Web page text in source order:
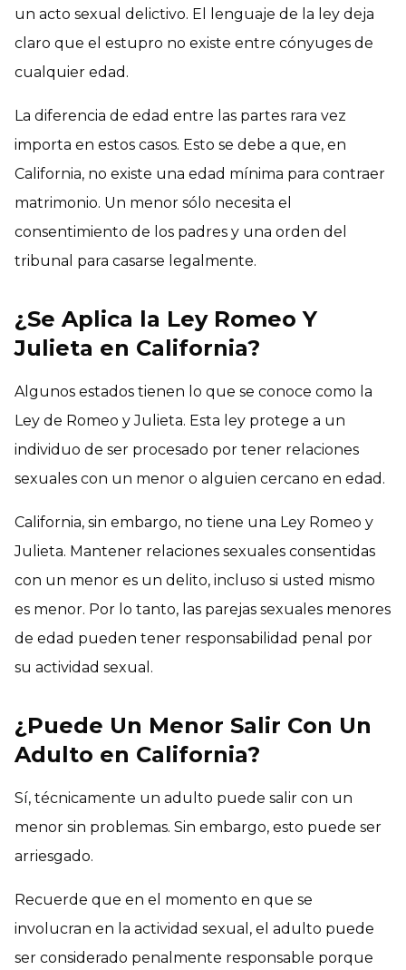
un acto sexual delictivo. El lenguaje de la ley deja
claro que el estupro no existe entre cónyuges de
cualquier edad.
La diferencia de edad entre las partes rara vez
importa en estos casos. Esto se debe a que, en
California, no existe una edad mínima para contraer
matrimonio. Un menor sólo necesita el
consentimiento de los padres y una orden del
tribunal para casarse legalmente.
¿Se Aplica la Ley Romeo Y
Julieta en California?
Algunos estados tienen lo que se conoce como la
Ley de Romeo y Julieta. Esta ley protege a un
individuo de ser procesado por tener relaciones
sexuales con un menor o alguien cercano en edad.
California, sin embargo, no tiene una Ley Romeo y
Julieta. Mantener relaciones sexuales consentidas
con un menor es un delito, incluso si usted mismo
es menor. Por lo tanto, las parejas sexuales menores
de edad pueden tener responsabilidad penal por
su actividad sexual.
¿Puede Un Menor Salir Con Un
Adulto en California?
Sí, técnicamente un adulto puede salir con un
menor sin problemas. Sin embargo, esto puede ser
arriesgado.
Recuerde que en el momento en que se
involucran en la actividad sexual, el adulto puede
ser considerado penalmente responsable porque